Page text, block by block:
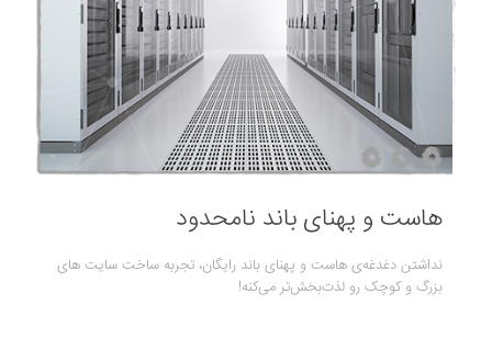
هاست و پهنای باند نامحدود
نداشتن دغدغه‌ی هاست و پهنای باند رایگان، تجربه ساخت سایت های
بزرگ و کوچک رو لذت‌بخش‌تر می‌کنه!